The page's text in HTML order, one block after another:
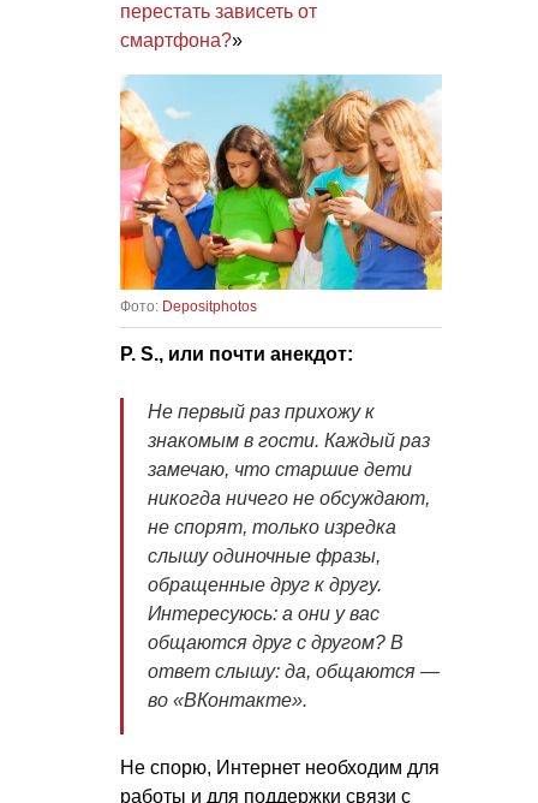
перестать зависеть от
смартфона?»
Фото: Depositphotos
P. S., или почти анекдот:
Не первый раз прихожу к
знакомым в гости. Каждый раз
замечаю, что старшие дети
никогда ничего не обсуждают,
не спорят, только изредка
слышу одиночные фразы,
обращенные друг к другу.
Интересуюсь: а они у вас
общаются друг с другом? В
ответ слышу: да, общаются —
во «ВКонтакте».
Не спорю, Интернет необходим для
работы и для поддержки связи с